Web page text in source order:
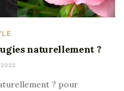
naturellement ?
? pour